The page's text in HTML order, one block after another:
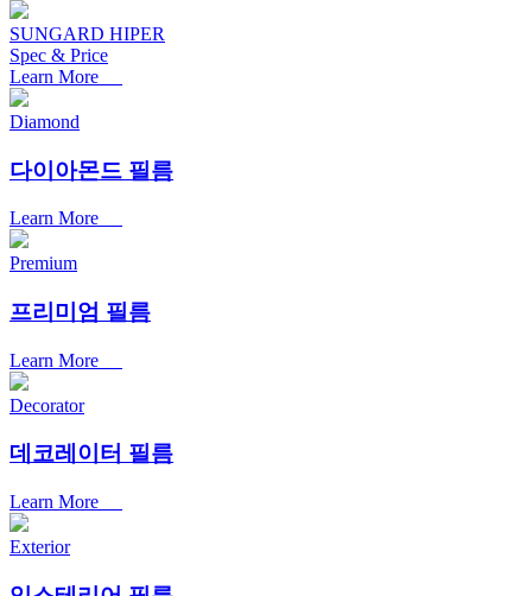
SUNGARD HIPER
Spec & Price
Learn More
Diamond
다이아몬드 필름
Learn More
Premium
프리미엄 필름
Learn More
Decorator
데코레이터 필름
Learn More
Exterior